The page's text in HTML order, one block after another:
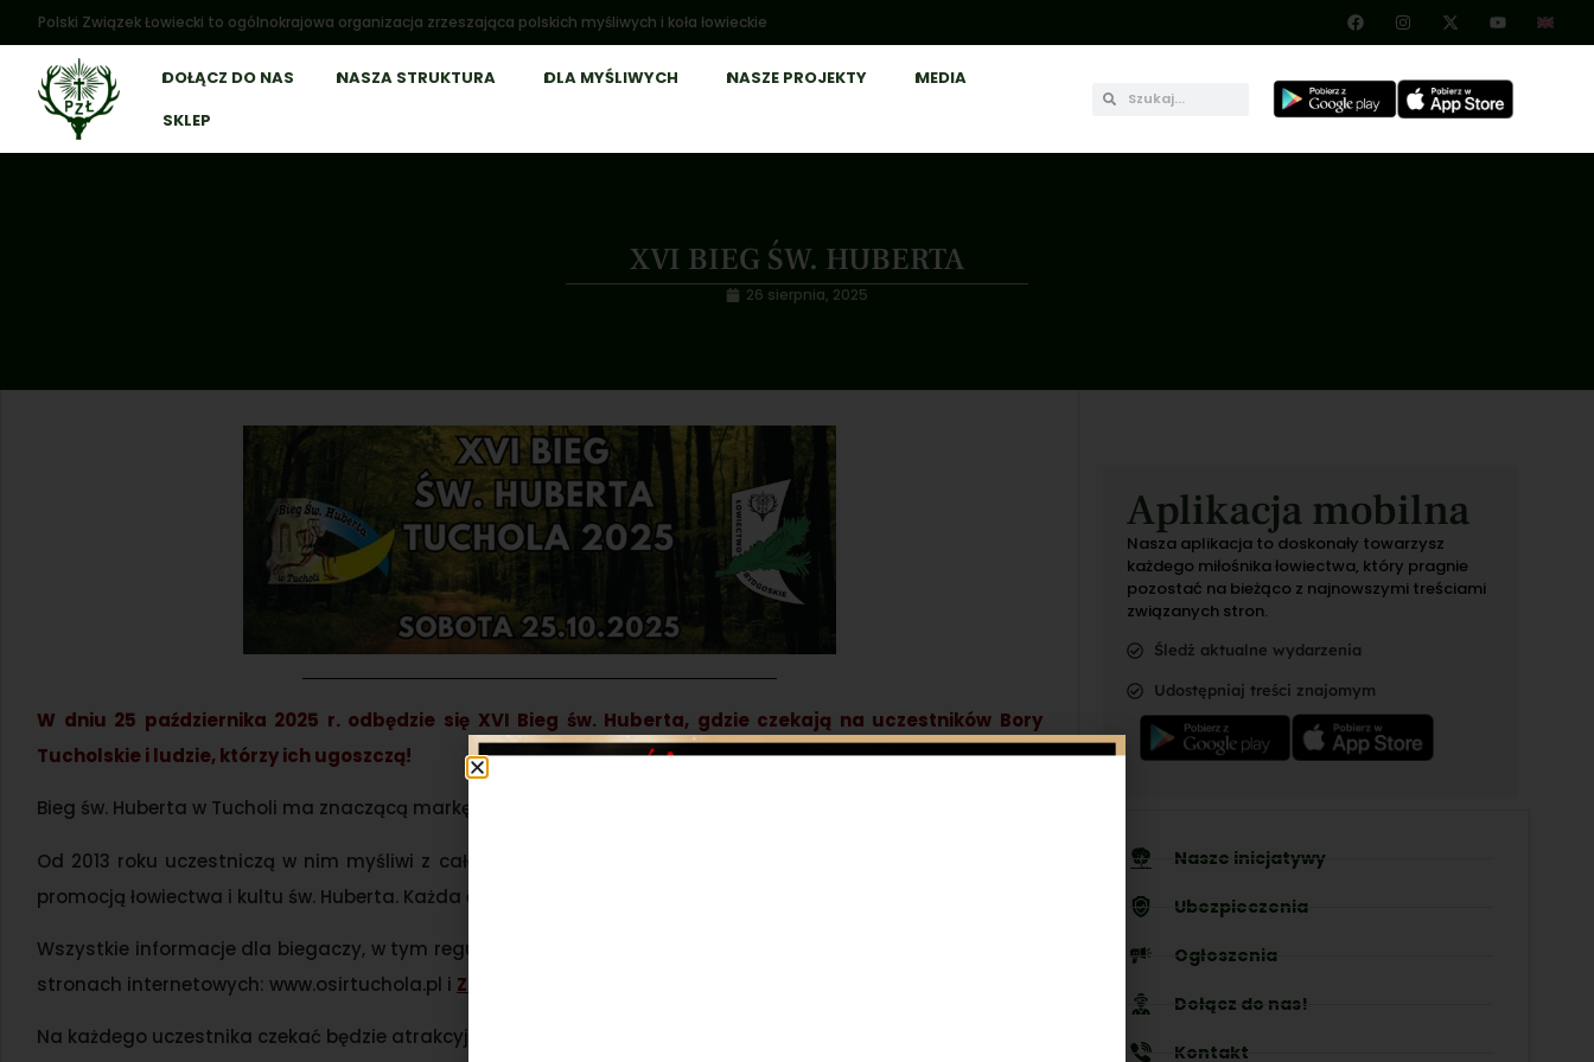
Polski Związek Łowiecki to ogólnokrajowa organizacja zrzeszająca polskich myśliwych i koła łowieckie
DOŁĄCZ DO NAS NASZA STRUKTURA DLA MYŚLIWYCH NASZE PROJEKTY
MEDIA
SKLEP
XVI BIEG ŚW. HUBERTA
26 sierpnia, 2025
W dniu 25 października 2025 r. odbędzie się XVI Bieg św. Huberta, gdzie czekają na uczestników Bory
Tucholskie i ludzie, którzy ich ugoszczą!
Bieg św. Huberta w Tucholi ma znaczącą markę w kalendarzu biegowym w Polsce.
Od 2013 roku uczestniczą w nim myśliwi z całego obszaru kraju. Minione edycje biegu stały się znakomitą
promocją łowiectwa i kultu św. Huberta. Każda edycja biegu była pięknym sportowym świętem.
Wszystkie informacje dla biegaczy, w tym regulamin biegu i link do platformy zapisów, są udostępnione na
stronach internetowych: www.osirtuchola.pl i Zapisy.inessport.pl
Na każdego uczestnika czekać będzie atrakcyjny pakiet startowy oraz specjalnie przygotowany
Aplikacja mobilna
Nasza aplikacja to doskonały towarzysz
każdego miłośnika łowiectwa, który pragnie
pozostać na bieżąco z najnowszymi treściami
związanych stron.
Śledź aktualne wydarzenia
Udostępniaj treści znajomym
Nasze inicjatywy
Ubezpieczenia
Ogłoszenia
Dołącz do nas!
Kontakt